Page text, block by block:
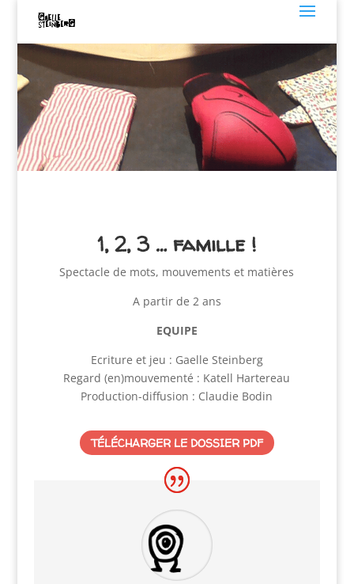
1, 2, 3 … famille !
Spectacle de mots, mouvements et matières
A partir de 2 ans
EQUIPE
Ecriture et jeu : Gaelle Steinberg
Regard (en)mouvementé : Katell Hartereau
Production-diffusion : Claudie Bodin
TÉLÉCHARGER LE DOSSIER PDF